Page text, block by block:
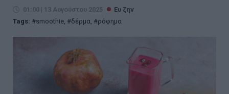
01:00 | 13 Αυγούστου 2025
Ευ ζην
Tags:
smoothie, δέρμα, ρόφημα